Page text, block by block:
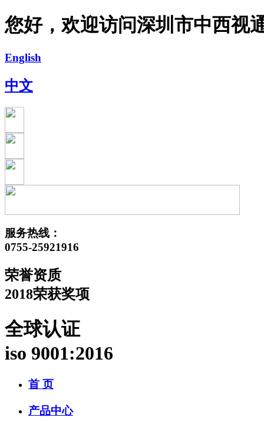
您好，欢迎访问深圳市中西视
English
中文
服务热线：
0755-25921916
荣誉资质
2018荣获奖项
全球认证
iso 9001:2016
首 页
产品中心